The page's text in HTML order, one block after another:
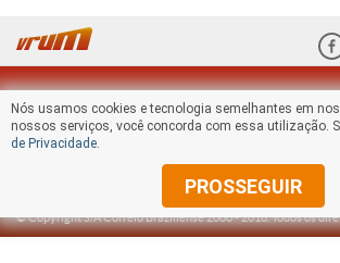
© Copyright S/A Correio Braziliense 2000 -2018. Todos os
Nós usamos cookies e tecnologia semelhantes em
nossos serviços, você concorda com essa utilização.
de Privacidade.
PROSSEGUIR